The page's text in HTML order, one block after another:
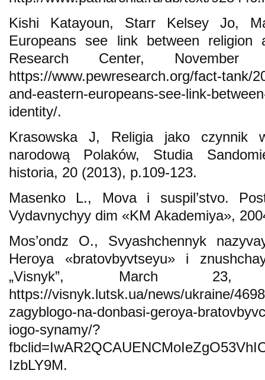
Kishi Katayoun, Starr Kelsey Jo,
Europeans see link between religion
Research Center,
https://www.pewresearch.org/fact-tank/
and-eastern-europeans-see-link-
identity/.
Krasowska J, Religia jako czynnik
narodową Polaków, Studia
historia, 20 (2013), p.109-123.
Masenko L., Mova i suspil’stvo.
Vydavnychyy dim «KM Akademiya»,
Mos’ondz O., Svyashchennyk
Heroya «bratovbyvtseyu» i
„Visnyk”, March 23,
https://visnyk.lutsk.ua/news/ukraine/
zagyblogo-na-donbasi-geroya-
iogo-synamy/?
IzbLY9M.